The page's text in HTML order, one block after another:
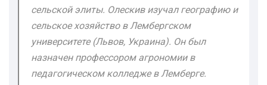
сельской элиты. Олескив изучал географию и
сельское хозяйство в Лембергском
университете (Львов, Украина). Он был
назначен профессором агрономии в
педагогическом колледже в Лемберге.